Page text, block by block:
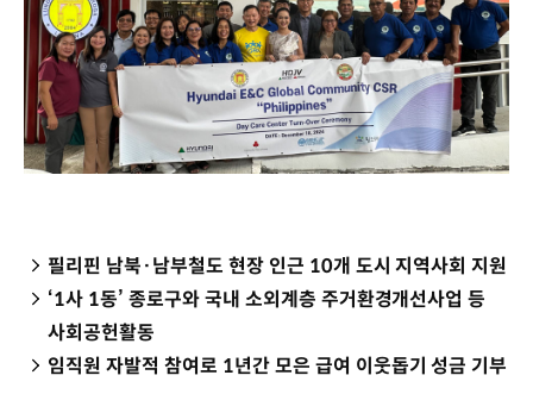
필리핀 남북·남부철도 현장 인근 10개 도시 지역사회 지원
‘1사 1동’ 종로구와 국내 소외계층 주거환경개선사업 등
사회공헌활동
임직원 자발적 참여로 1년간 모은 급여 이웃돕기 성금 기부